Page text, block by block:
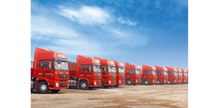
青岛大宗商品交易中心
业务涵盖煤炭、焦炭、钢铁、煤化工、橡
塑、农副产品等主要大宗商品领域，建立
了高度信息化、标准化、开放式的信息平
台、电子交易...